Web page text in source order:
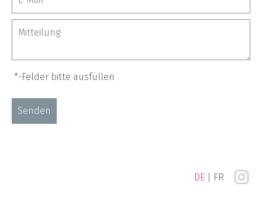
*-Fel­der bit­te aus­fül­len
DE FR